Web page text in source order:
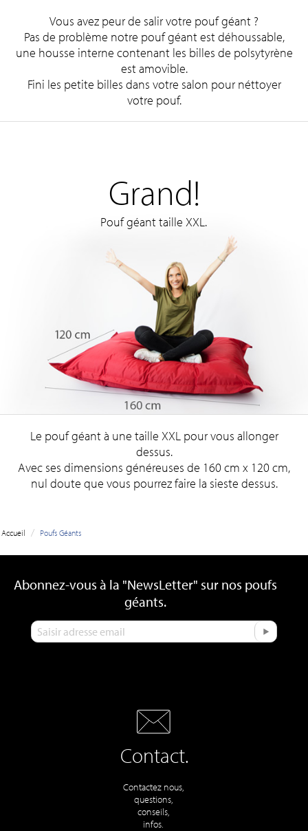
Vous avez peur de salir votre pouf géant ?
Pas de problème notre pouf géant est déhoussable,
une housse interne contenant les billes de polsytyrène
est amovible.
Fini les petite billes dans votre salon pour néttoyer
votre pouf.
Grand!
Pouf géant taille XXL.
Le pouf géant à une taille XXL pour vous allonger
dessus.
Avec ses dimensions généreuses de 160 cm x 120 cm,
nul doute que vous pourrez faire la sieste dessus.
Accueil / Poufs Géants
Abonnez-vous à la "NewsLetter" sur nos poufs
géants.
Contact.
Contactez nous,
questions,
conseils,
infos.